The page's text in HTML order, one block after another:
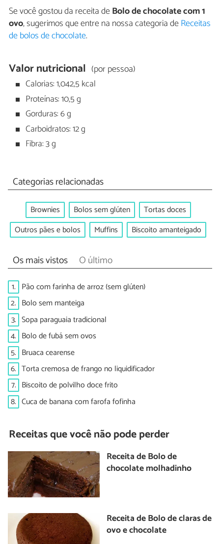
Se você gostou da receita deBolo de chocolate com 1
ovo, sugerimos que entre na nossa categoria deReceitas
de bolos de chocolate.
Valor nutricional (por pessoa)
Calorias: 1,042,5 kcal
Proteínas: 10,5 g
Gorduras: 6 g
Carboidratos: 12 g
Fibra: 3 g
Categorias relacionadas
Brownies Bolos sem glúten
Tortas doces
Outros pães e bolos
Muffins Biscoito amanteigado
Os mais vistos O último
1. Pão com farinha de arroz (sem glúten)
2. Bolo sem manteiga
3. Sopa paraguaia tradicional
4. Bolo de fubá sem ovos
5. Bruaca cearense
6. Torta cremosa de frango no liquidificador
7. Biscoito de polvilho doce frito
8. Cuca de banana com farofa fofinha
Receitas que você não pode perder
Receita de Bolo de
chocolate molhadinho
Receita de Bolo de claras de
ovo e chocolate